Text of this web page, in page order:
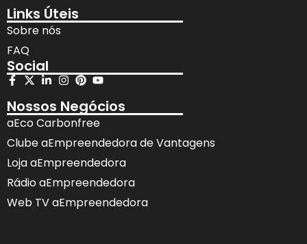
Links Úteis
Sobre nós
FAQ
Social
Nossos Negócios
aEco Carbonfree
Clube aEmpreendedora de Vantagens
Loja aEmpreendedora
Rádio aEmpreendedora
Web TV aEmpreendedora